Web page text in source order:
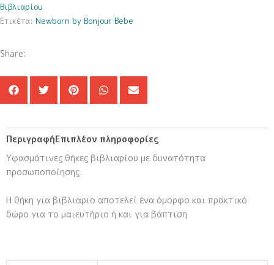
Βιβλιαρίου
Ετικέτα: Newborn by Bonjour Bebe
Share:
ΠεριγραφήΕπιπλέον πληροφορίες
Υφασμάτινες θήκες βιβλιαρίου με δυνατότητα
προσωποποίησης.
Η θήκη για βιβλιαριο αποτελεί ένα όμορφο και πρακτικό
δώρο για το μαιευτήριο ή και για βάπτιση